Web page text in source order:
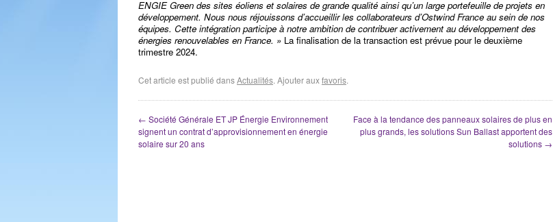
ENGIE Green des sites éoliens et solaires de grande qualité ainsi qu’un large portefeuille de projets en
développement. Nous nous réjouissons d’accueillir les collaborateurs d’Ostwind France au sein de nos
équipes. Cette intégration participe à notre ambition de contribuer activement au développement des
énergies renouvelables en France. » La finalisation de la transaction est prévue pour le deuxième
trimestre 2024.
Cet article est publié dansActualités. Ajouter auxfavoris.
← Société Générale ET JP Énergie Environnement
signent un contrat d’approvisionnement en énergie
solaire sur 20 ans
Face à la tendance des panneaux solaires de plus en
plus grands, les solutions Sun Ballast apportent des
solutions →